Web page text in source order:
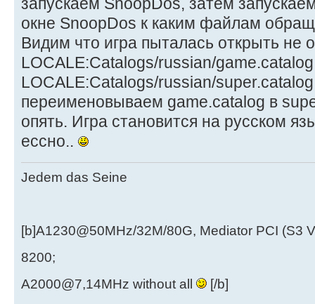
окне SnoopDos к каким файлам
Видим что игра пыталась открыть
LOCALE:Catalogs/russian/
LOCALE:Catalogs/russian/
переименовываем game.catalog в
опять. Игра становится на русском
ессно..
Jedem das Seine
[b]A1230@50MHz/32M/80G, Mediator PCI (S3
8200;
A2000@7,14MHz without all
[/b]